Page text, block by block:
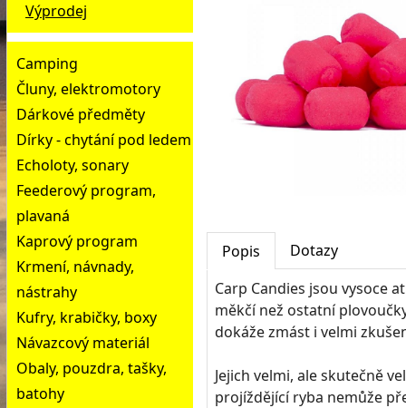
Výprodej
Camping
Čluny, elektromotory
Dárkové předměty
Dírky - chytání pod ledem
Echoloty, sonary
Feederový program,
plavaná
Kaprový program
Krmení, návnady,
nástrahy
Kufry, krabičky, boxy
Návazcový materiál
Obaly, pouzdra, tašky,
batohy
Popis
Dotazy
Carp Candies jsou vysoce
měkčí než ostatní
dokáže zmást i velmi
Jejich velmi, ale skutečně
projíždějící ryba nemůže